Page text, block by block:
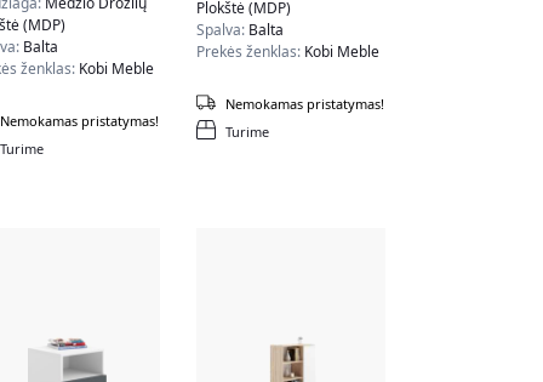
(MDP)
Balta
ženklas: Kobi Meble
Turime
Nemokamas pristatymas!
Plokštė (MDP)
Spalva: Balta
Prekės ženklas: Kobi Meble
Turime
Nemokamas pristatymas!